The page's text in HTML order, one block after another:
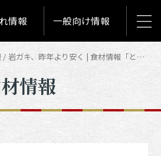
情報 一般向け情報
岩ガキ、昨年より安く | 食材情報「とれたて築地食材情報」
情報